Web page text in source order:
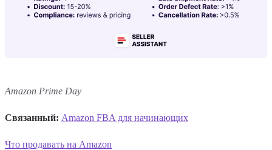
Amazon Prime Day
Связанный: Amazon FBA для начинающих
Что продавать на Amazon